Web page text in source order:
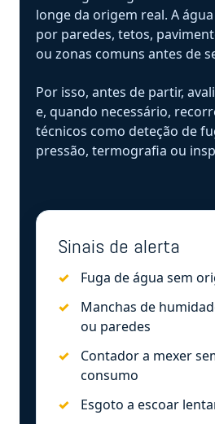
longe da origem real. A
por paredes, tetos,
ou zonas comuns antes de
Por isso, antes de partir,
e, quando necessário,
técnicos como deteção de
pressão, termografia ou
Sinais de alerta
Fuga de água sem
Manchas de
ou paredes
Contador a mexer
consumo
Esgoto a escoar